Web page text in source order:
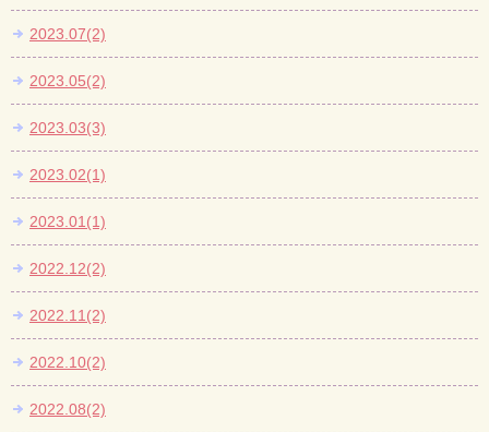
2023.07(2)
2023.05(2)
2023.03(3)
2023.02(1)
2023.01(1)
2022.12(2)
2022.11(2)
2022.10(2)
2022.08(2)